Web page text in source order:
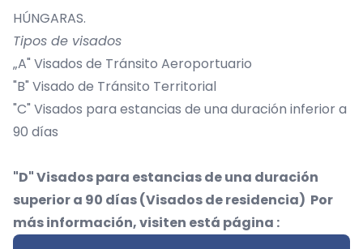
HÚNGARAS.
Tipos de visados
„A" Visados de Tránsito Aeroportuario
"B" Visado de Tránsito Territorial
"C" Visados para estancias de una duración inferior a
90 días
"D" Visados para estancias de una duración
superior a 90 días (Visados de residencia) Por
más información, visiten está página :